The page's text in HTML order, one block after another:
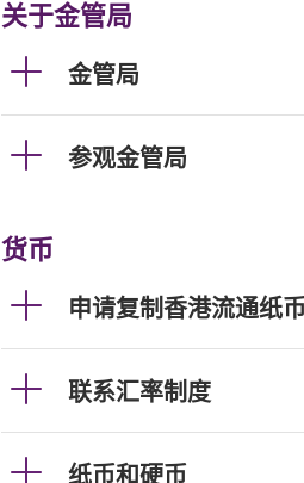
关于金管局
金管局
参观金管局
货币
申请复制香港流通纸币
联系汇率制度
纸币和硬币